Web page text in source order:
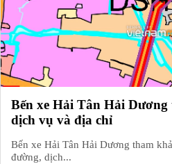
Bến xe Hải Tân Hải
dịch vụ và địa chỉ
Bến xe Hải Tân Hải Dương tham
đường, dịch...